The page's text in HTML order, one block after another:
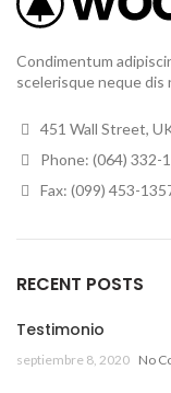
Condimentum
scelerisque neque dis
451 Wall Street,
Phone: (064) 332-
Fax: (099) 453-
RECENT POSTS
Testimonio
septiembre 8, 2020 No